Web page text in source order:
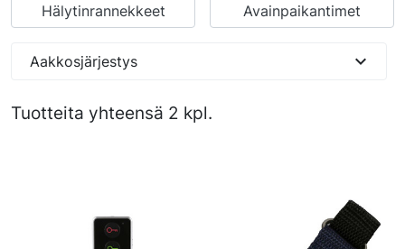
Hälytinrannekkeet Avainpaikantimet
Tuotteita yhteensä 2 kpl.
Aakkosjärjestys expand_more